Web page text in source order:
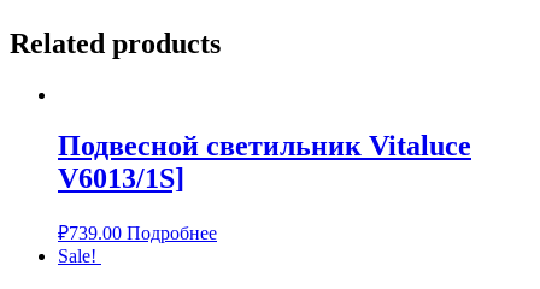
Related products
Подвесной светильник Vitaluce
V6013/1S]
₽739.00 Подробнее
Sale!